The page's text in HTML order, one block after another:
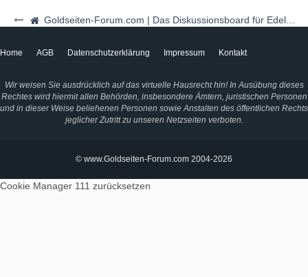
Goldseiten-Forum.com | Das Diskussionsboard für Edelmetalle & Rohstoffe
Home AGB Datenschutzerklärung Impressum Kontakt
Wir weisen Sie ausdrücklich auf das virtuelle Hausrecht hin! In Ausübung dieses
Rechtes wird hiermit allen Behörden, insbesondere Ämtern, juristischen Personen
und in dieser Weise beliehenen Personen sowie Anstalten des öffentlichen Rechts
jeglicher Zutritt zu unseren Netzseiten verboten.
© www.Goldseiten-Forum.com 2004-2026
Cookie Manager 111 zurücksetzen